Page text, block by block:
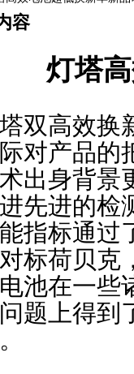
容
灯塔
双高效换
对产品的
出身背景
先进的检
指标通过
标荷贝克
池在一些
题上得到